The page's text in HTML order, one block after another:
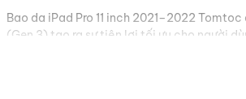
Bao da iPad Pro 11 inch 2021–2022
(Gen 3) tạo ra sự tiện lợi tối ưu cho người